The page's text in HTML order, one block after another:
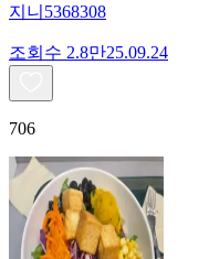
지니5368308
조회수 2.8만25.09.24
706